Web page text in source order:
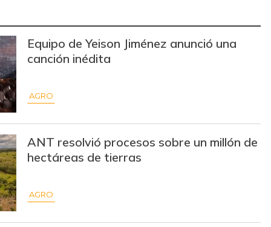
$ 18.000,00 +$ 4.000,00 +28,57%
$ 2.642,00 -$ 69,00 -2,55%
$ 2.614,50
$ 3.187,50 +$ 229,00 +7,74%
Equipo de Yeison Jiménez anunció una
canción inédita
AGRO
ANT resolvió procesos sobre un millón de
hectáreas de tierras
AGRO